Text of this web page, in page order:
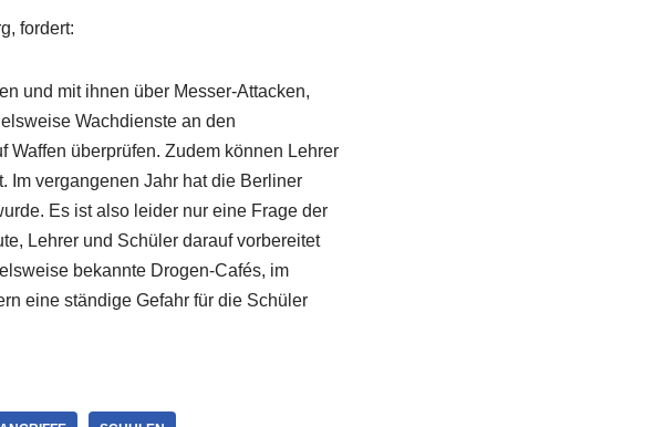
fordert:
und mit ihnen über Messer-Attacken,
Wachdienste an den
überprüfen. Zudem können Lehrer
Im vergangenen Jahr hat die Berliner
Es ist also leider nur eine Frage der
Lehrer und Schüler darauf vorbereitet
bekannte Drogen-Cafés, im
eine ständige Gefahr für die Schüler